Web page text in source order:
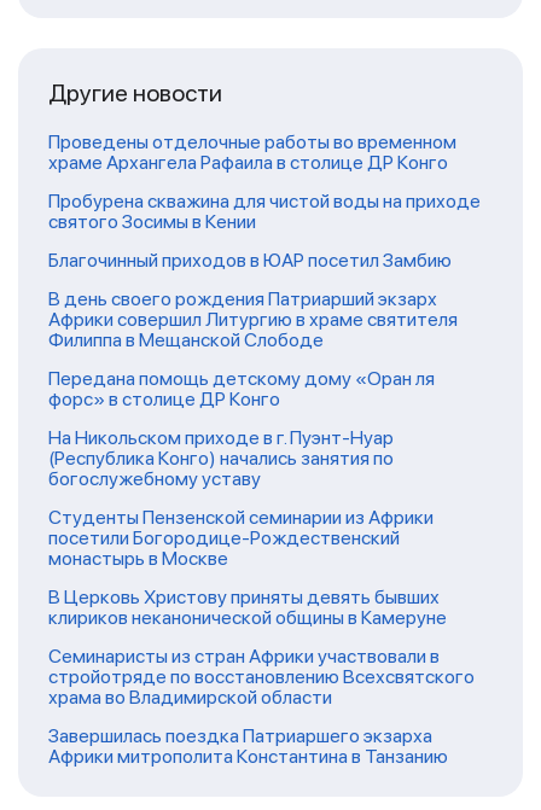
Другие новости
Проведены отделочные работы во временном
храме Архангела Рафаила в столице ДР Конго
Пробурена скважина для чистой воды на приходе
святого Зосимы в Кении
Благочинный приходов в ЮАР посетил Замбию
В день своего рождения Патриарший экзарх
Африки совершил Литургию в храме святителя
Филиппа в Мещанской Слободе
Передана помощь детскому дому «Оран ля
форс» в столице ДР Конго
На Никольском приходе в г. Пуэнт-Нуар
(Республика Конго) начались занятия по
богослужебному уставу
Студенты Пензенской семинарии из Африки
посетили Богородице-Рождественский
монастырь в Москве
В Церковь Христову приняты девять бывших
клириков неканонической общины в Камеруне
Семинаристы из стран Африки участвовали в
стройотряде по восстановлению Всехсвятского
храма во Владимирской области
Завершилась поездка Патриаршего экзарха
Африки митрополита Константина в Танзанию